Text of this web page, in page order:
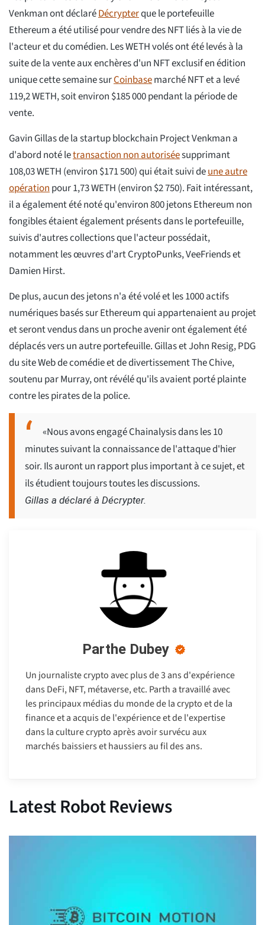
Venkman ont déclaréDécrypterque le portefeuille
Ethereum a été utilisé pour vendre des NFT liés à la vie de
l'acteur et du comédien. Les WETH volés ont été levés à la
suite de la vente aux enchères d'un NFT exclusif en édition
unique cette semaine surCoinbasemarché NFT et a levé
119,2 WETH, soit environ $185 000 pendant la période de
vente.
Gavin Gillas de la startup blockchain Project Venkman a
d'abord noté letransaction non autoriséesupprimant
108,03 WETH (environ $171 500) qui était suivi deune autre
opérationpour 1,73 WETH (environ $2 750). Fait intéressant,
il a également été noté qu'environ 800 jetons Ethereum non
fongibles étaient également présents dans le portefeuille,
suivis d'autres collections que l'acteur possédait,
notamment les œuvres d'art CryptoPunks, VeeFriends et
Damien Hirst.
De plus, aucun des jetons n'a été volé et les 1000 actifs
numériques basés sur Ethereum qui appartenaient au projet
et seront vendus dans un proche avenir ont également été
déplacés vers un autre portefeuille. Gillas et John Resig, PDG
du site Web de comédie et de divertissement The Chive,
soutenu par Murray, ont révélé qu'ils avaient porté plainte
contre les pirates de la police.
«Nous avons engagé Chainalysis dans les 10
minutes suivant la connaissance de l'attaque d'hier
soir. Ils auront un rapport plus important à ce sujet, et
ils étudient toujours toutes les discussions.
Gillas a déclaré à Décrypter.
Parthe Dubey
Un journaliste crypto avec plus de 3 ans d'expérience
dans DeFi, NFT, métaverse, etc. Parth a travaillé avec
les principaux médias du monde de la crypto et de la
finance et a acquis de l'expérience et de l'expertise
dans la culture crypto après avoir survécu aux
marchés baissiers et haussiers au fil des ans.
Latest Robot Reviews